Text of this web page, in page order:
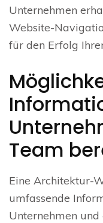
Unternehmen
Website-
für den Erfolg
Team
Eine Architektur-
umfassende
Unternehmen